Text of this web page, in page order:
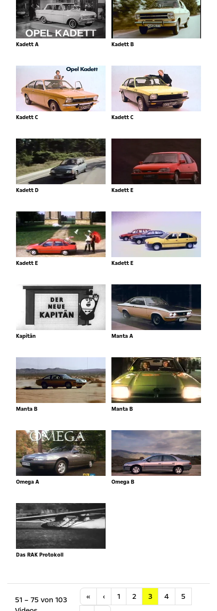
Kadett A Kadett B
Kadett C Kadett C
Kadett D Kadett E
Kadett E Kadett E
Kapitän Manta A
Manta B Manta B
Omega A Omega B
Das RAK Protokoll
51 – 75 von 103
« Anfang
‹ Vorherige
1 2 3 4
5